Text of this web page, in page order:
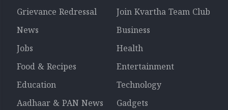
Grievance Redressal
Join Kvartha Team Club
News
Business
Jobs
Health
Food & Recipes
Entertainment
Education
Technology
Aadhaar & PAN News
Gadgets